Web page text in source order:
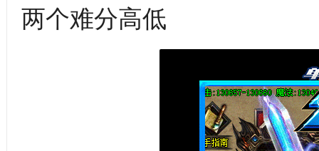
两个难分高低